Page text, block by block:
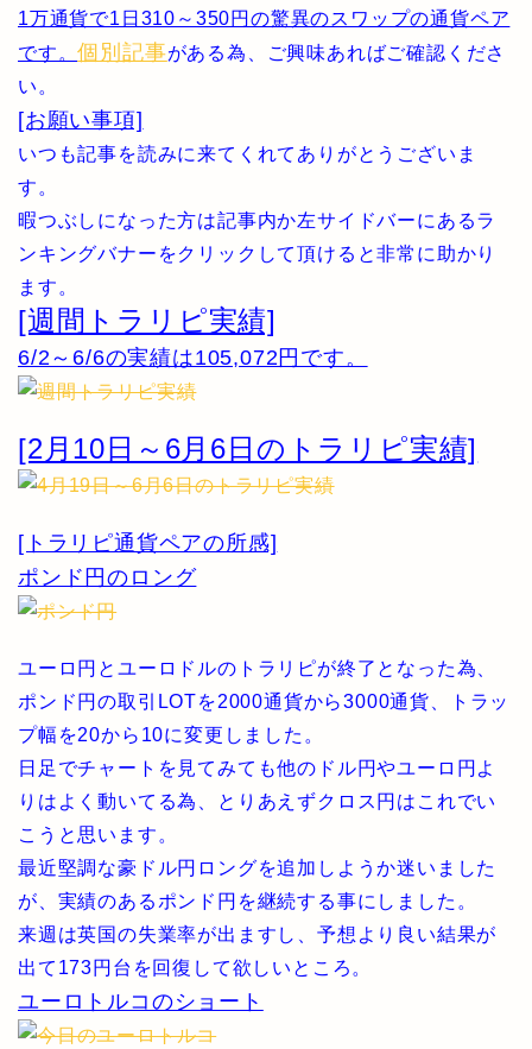
1万通貨で1日310～350円の驚異のスワップの通貨ペア
です。個別記事がある為、ご興味あればご確認くださ
い。
[お願い事項]
いつも記事を読みに来てくれてありがとうございま
す。
暇つぶしになった方は記事内か左サイドバーにあるラ
ンキングバナーをクリックして頂けると非常に助かり
ます。
[週間トラリピ実績]
6/2～6/6の実績は105,072円です。
[2月10日～6月6日のトラリピ実績]
[トラリピ通貨ペアの所感]
ポンド円のロング
ユーロ円とユーロドルのトラリピが終了となった為、
ポンド円の取引LOTを2000通貨から3000通貨、トラッ
プ幅を20から10に変更しました。
日足でチャートを見てみても他のドル円やユーロ円よ
りはよく動いてる為、とりあえずクロス円はこれでい
こうと思います。
最近堅調な豪ドル円ロングを追加しようか迷いました
が、実績のあるポンド円を継続する事にしました。
来週は英国の失業率が出ますし、予想より良い結果が
出て173円台を回復して欲しいところ。
ユーロトルコのショート